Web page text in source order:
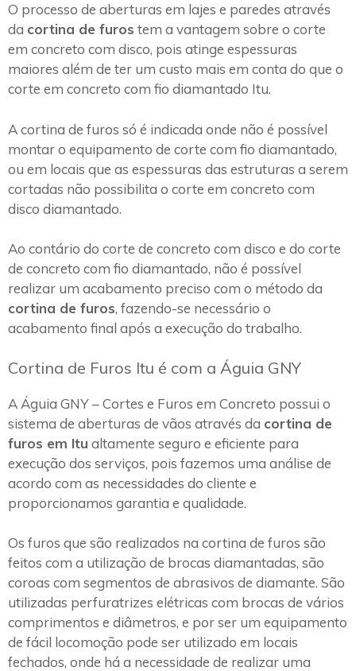
O processo de aberturas em lajes e paredes através
da cortina de furos tem a vantagem sobre o corte
em concreto com disco, pois atinge espessuras
maiores além de ter um custo mais em conta do que o
corte em concreto com fio diamantado Itu.
A cortina de furos só é indicada onde não é possível
montar o equipamento de corte com fio diamantado,
ou em locais que as espessuras das estruturas a serem
cortadas não possibilita o corte em concreto com
disco diamantado.
Ao contário do corte de concreto com disco e do corte
de concreto com fio diamantado, não é possível
realizar um acabamento preciso com o método da
cortina de furos, fazendo-se necessário o
acabamento final após a execução do trabalho.
Cortina de Furos Itu é com a Águia GNY
A Águia GNY – Cortes e Furos em Concreto possui o
sistema de aberturas de vãos através da cortina de
furos em Itu altamente seguro e eficiente para
execução dos serviços, pois fazemos uma análise de
acordo com as necessidades do cliente e
proporcionamos garantia e qualidade.
Os furos que são realizados na cortina de furos são
feitos com a utilização de brocas diamantadas, são
coroas com segmentos de abrasivos de diamante. São
utilizadas perfuratrizes elétricas com brocas de vários
comprimentos e diâmetros, e por ser um equipamento
de fácil locomoção pode ser utilizado em locais
fechados, onde há a necessidade de realizar uma